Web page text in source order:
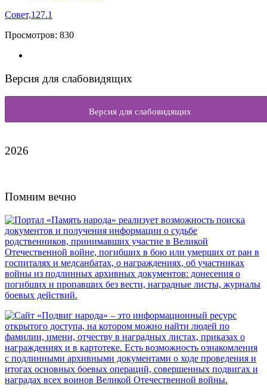
Совет,127.1
Просмотров: 830
Версия для слабовидящих
Версия для слабовидящих
2026
Помним вечно